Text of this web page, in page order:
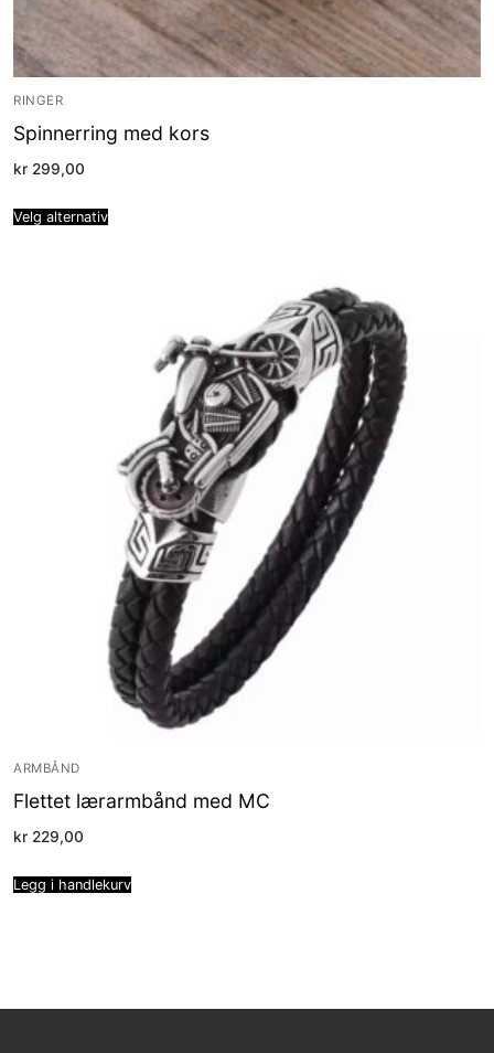
RINGER
Spinnerring med kors
kr 299,00
Velg alternativ
ARMBÅND
Flettet lærarmbånd med MC
kr 229,00
Legg i handlekurv